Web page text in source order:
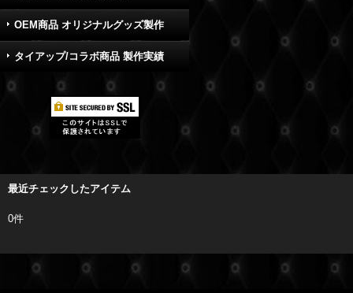
OEM商品 オリジナルグッズ製作
タイアップ/コラボ商品 製作実績
最近チェックしたアイテム
0件